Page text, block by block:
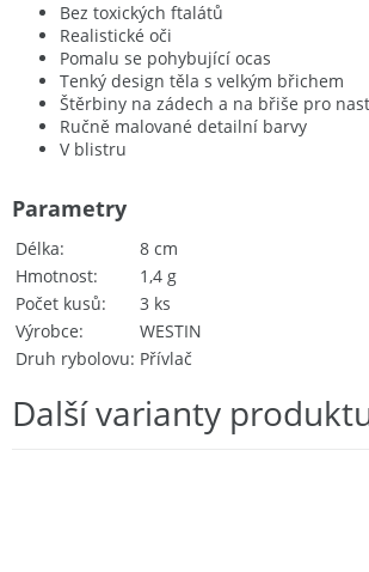
Bez toxických ftalátů
Realistické oči
Pomalu se pohybující ocas
Tenký design těla s velkým břichem
Štěrbiny na zádech a na břiše pro
Ručně malované detailní barvy
V blistru
Délka
8 cm
Hmotnost
1,4 g
Počet kusů
3 ks
Výrobce
WESTIN
Druh rybolovu Přívlač
Parametry
Další varianty